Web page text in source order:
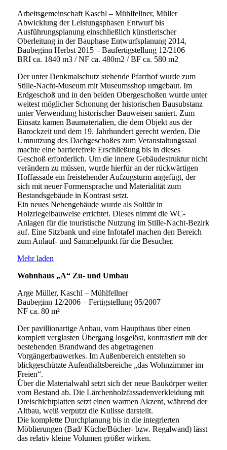
Arbeitsgemeinschaft Kaschl – Mühlfellner, Müller
Abwicklung der Leistungsphasen Entwurf bis
Ausführungsplanung einschließlich künstlerischer
Oberleitung in der Bauphase Entwurfsplanung 2014,
Baubeginn Herbst 2015 – Baufertigstellung 12/2106
BRI ca. 1840 m3 / NF ca. 480m2 / BF ca. 580 m2
Der unter Denkmalschutz stehende Pfarrhof wurde zum
Stille-Nacht-Museum mit Museumsshop umgebaut. Im
Erdgeschoß und in den beiden Obergeschoßen wurde unter
weitest möglicher Schonung der historischen Bausubstanz
unter Verwendung historischer Bauweisen saniert. Zum
Einsatz kamen Baumaterialien, die dem Objekt aus der
Barockzeit und dem 19. Jahrhundert gerecht werden. Die
Umnutzung des Dachgeschoßes zum Veranstaltungssaal
machte eine barrierefreie Erschließung bis in dieses
Geschoß erforderlich. Um die innere Gebäudestruktur nicht
verändern zu müssen, wurde hierfür an der rückwärtigen
Hoffassade ein freistehender Aufzugsturm angefügt, der
sich mit neuer Formensprache und Materialität zum
Bestandsgebäude in Kontrast setzt.
Ein neues Nebengebäude wurde als Solitär in
Holzriegelbauweise errichtet. Dieses nimmt die WC-
Anlagen für die touristische Nutzung im Stille-Nacht-Bezirk
auf. Eine Sitzbank und eine Infotafel machen den Bereich
zum Anlauf- und Sammelpunkt für die Besucher.
Mehr laden
Wohnhaus „A“ Zu- und Umbau
Arge Müller, Kaschl – Mühlfellner
Baubeginn 12/2006 – Fertigstellung 05/2007
NF ca. 80 m²
Der pavillionartige Anbau, vom Haupthaus über einen
komplett verglasten Übergang losgelöst, kontrastiert mit der
bestehenden Brandwand des abgetragenen
Vorgängerbauwerkes. Im Außenbereich entstehen so
blickgeschützte Aufenthaltsbereiche „das Wohnzimmer im
Freien“.
Über die Materialwahl setzt sich der neue Baukörper weiter
vom Bestand ab. Die Lärchenholzfassadenverkleidung mit
Dreischichtplatten setzt einen warmen Akzent, während der
Altbau, weiß verputzt die Kulisse darstellt.
Die komplette Durchplanung bis in die integrierten
Möblierungen (Bad/ Küche/Bücher- bzw. Regalwand) lässt
das relativ kleine Volumen größer wirken.